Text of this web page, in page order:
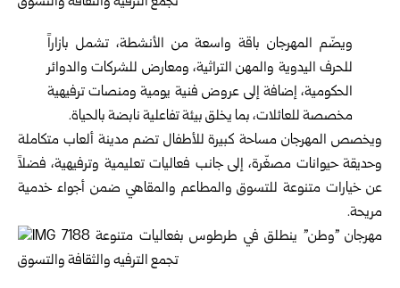
ويضّم المهرجان باقة واسعة من الأنشطة، تشمل بازاراً
للحرف اليدوية والمهن التراثية، ومعارض للشركات والدوائر
الحكومية، إضافة إلى عروض فنية يومية ومنصات ترفيهية
مخصصة للعائلات، بما يخلق بيئة تفاعلية نابضة بالحياة.
ويخصص المهرجان مساحة كبيرة للأطفال تضم مدينة ألعاب متكاملة
وحديقة حيوانات مصغّرة، إلى جانب فعاليات تعليمية وترفيهية، فضلاً
عن خيارات متنوعة للتسوق والمطاعم والمقاهي ضمن أجواء خدمية
مريحة.